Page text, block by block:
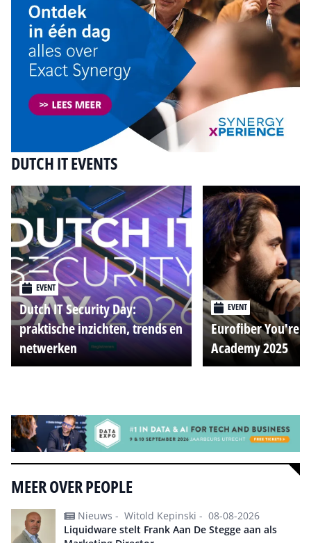
DUTCH IT EVENTS
EVENT
Dutch IT Security Day:
praktische inzichten, trends en
netwerken
EVENT
Eurofiber You're
Academy 2025
MEER OVER PEOPLE
Nieuws - Witold Kepinski - 08-08-2026
Liquidware stelt Frank Aan De Stegge aan als